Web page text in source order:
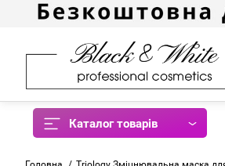
Каталог товарів